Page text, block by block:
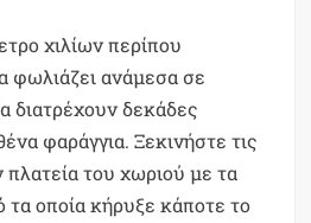
χιλίων περίπου
φωλιάζει ανάμεσα σε
διατρέχουν δεκάδες
φαράγγια. Ξεκινήστε τις
πλατεία του χωριού με τα
τα οποία κήρυξε κάποτε το